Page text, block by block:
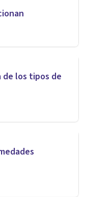
los tipos de